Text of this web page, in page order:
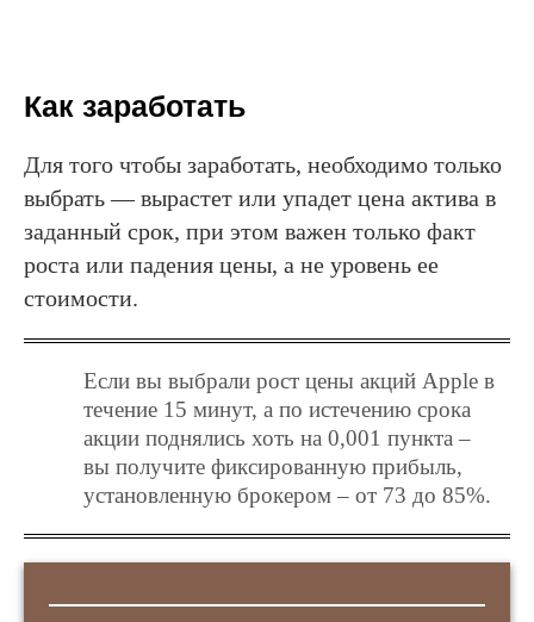
Как заработать
Для того чтобы заработать, необходимо только
выбрать — вырастет или упадет цена актива в
заданный срок, при этом важен только факт
роста или падения цены, а не уровень ее
стоимости.
Если вы выбрали рост цены акций Apple в
течение 15 минут, а по истечению срока
акции поднялись хоть на 0,001 пункта –
вы получите фиксированную прибыль,
установленную брокером – от 73 до 85%.